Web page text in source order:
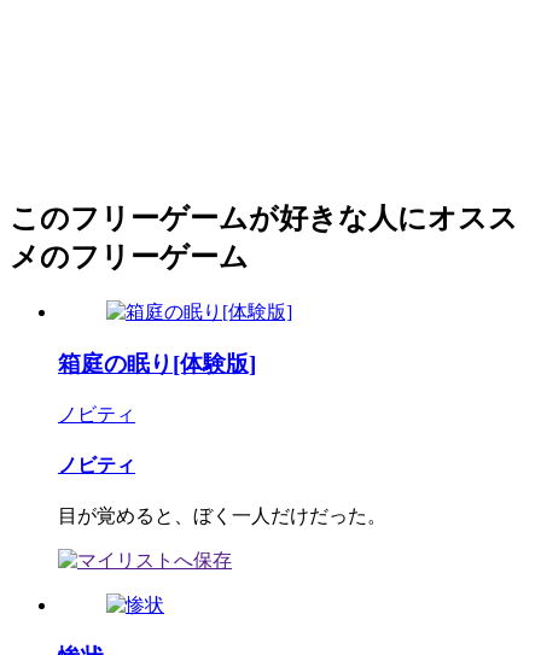
このフリーゲームが好きな人にオスス
メのフリーゲーム
箱庭の眠り[体験版]
ノビティ
ノビティ
目が覚めると、ぼく一人だけだった。